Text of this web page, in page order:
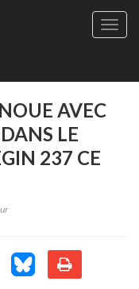
Site
AVEC
LE
237 CE